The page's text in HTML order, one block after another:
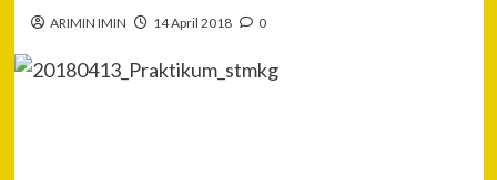
ARIMIN IMIN 14 April 2018 0